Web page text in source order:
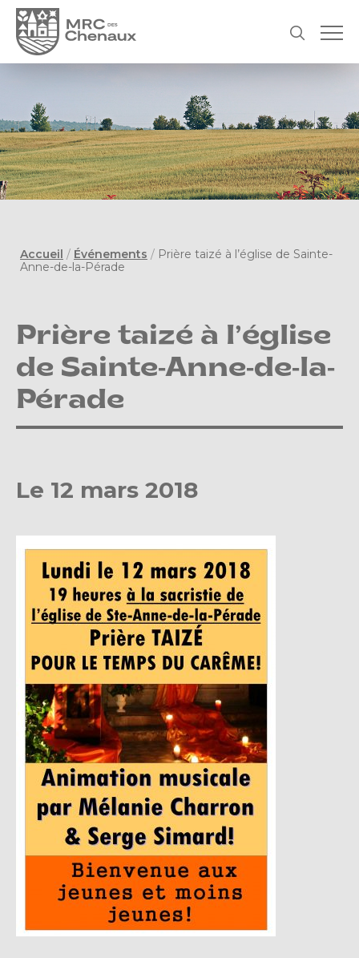
Accueil / Événements / Prière taizé à l’église de Sainte-
Anne-de-la-Pérade
Prière taizé à l’église
de Sainte-Anne-de-la-
Pérade
Le 12 mars 2018